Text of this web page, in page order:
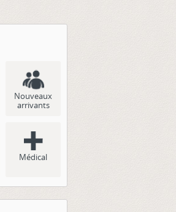
communales
Nouveaux
arrivants
Médical